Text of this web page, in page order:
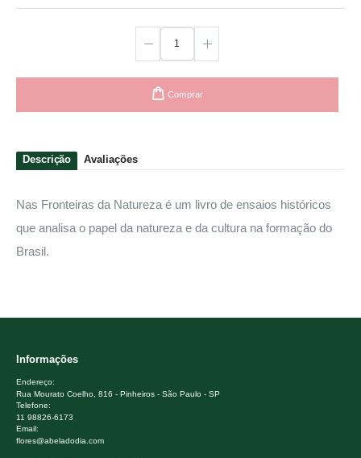
Comprar
Descrição Avaliações
Nas Fronteiras da Natureza é um livro de ensaios históricos
que analisa o papel da natureza e da cultura na formação do
Brasil.
Informações
Endereço:
Rua Mourato Coelho, 816 - Pinheiros - São Paulo - SP
Telefone:
11 98826-6173
Email:
flores@abeladodia.com